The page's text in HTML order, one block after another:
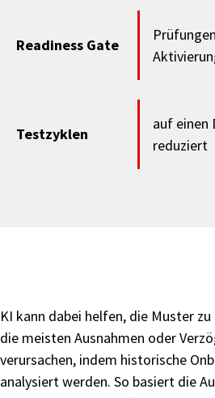
Readiness Gate
Testzyklen
auf einen
reduziert
KI kann dabei helfen, die Muster
die meisten Ausnahmen oder
verursachen, indem historische
analysiert werden. So basiert die